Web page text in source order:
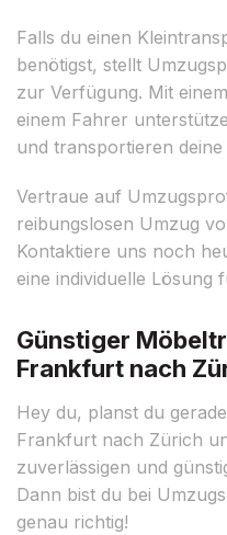
Falls du einen
benötigst, stellt
zur Verfügung. Mit
einem Fahrer
und transportieren
Vertraue auf
reibungslosen Umzug
Kontaktiere uns noch
eine individuelle Lösung
Günstiger
Frankfurt nach
Hey du, planst du
Frankfurt nach Zürich
zuverlässigen und
Dann bist du bei
genau richtig!